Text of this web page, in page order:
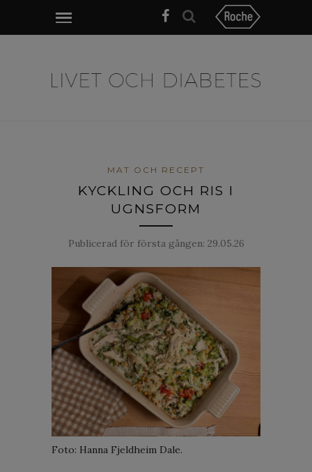
MAT OCH RECEPT
KYCKLING OCH RIS I
UGNSFORM
Publicerad för första gången: 29.05.26
Foto: Hanna Fjeldheim Dale.